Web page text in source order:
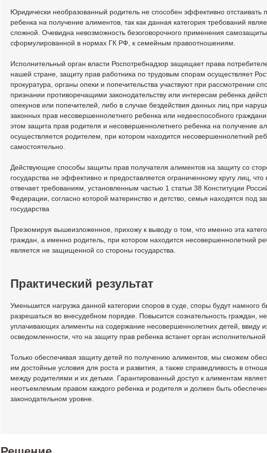
Юридически необразованный родитель не способен эффективно отстаивать
ребенка на получение алиментов, так как данная категория требований
сложной. Очевидна невозможность безоговорочного применения самозащиты,
сформулированной в нормах ГК РФ, к семейным правоотношениям.
Исполнительный орган власти Роспотребнадзор защищает права
нашей стране, защиту прав работника по трудовым спорам осуществляет
прокуратура, органы опеки и попечительства участвуют при рассмотрении
признании противоречащими законодательству или интересам ребенка
опекунов или попечителей, либо в случае бездействия данных лиц при
законных прав несовершеннолетнего ребенка или недееспособного
этом защита прав родителя и несовершеннолетнего ребенка на получение
осуществляется родителем, при котором находится несовершеннолетний
самостоятельно.
Действующие способы защиты прав получателя алиментов на защиту со
государства не эффективно и предоставляется ограниченному кругу лиц, что
отвечает требованиям, установленным частью 1 статьи 38 Конституции
Федерации, согласно которой материнство и детство, семья находятся под
государства
Презюмируя вышеизложенное, прихожу к выводу о том, что именно эта
граждан, а именно родитель, при котором находится несовершеннолетний
является не защищенной со стороны государства.
Практический результат
Уменьшится нагрузка данной категории споров в суде, споры будут намного
разрешаться во внесудебном порядке. Повысится сознательность граждан, не
уплачивающих алименты на содержание несовершеннолетних детей, ввиду
осведомленности, что на защиту прав ребенка встанет орган исполнительной
Только обеспечивая защиту детей по получению алиментов, мы сможем
им достойные условия для роста и развития, а также справедливость в
между родителями и их детьми. Гарантированный доступ к алиментам
неотъемлемым правом каждого ребенка и родителя и должен быть
законодательном уровне.